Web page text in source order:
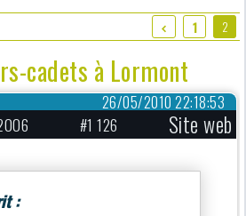
1 2
cadets à Lormont
26/05/2010 22:18:53
#1 126 Site web
: